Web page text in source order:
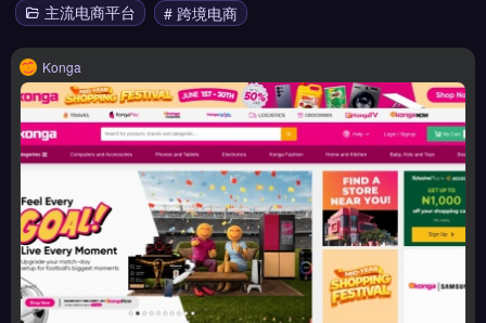
主流电商平台 # 跨境电商
Konga